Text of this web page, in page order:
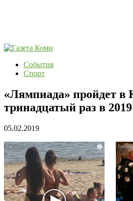
События
Спорт
«Лямпиада» пройдет в
тринадцатый раз в 2019
05.02.2019
i